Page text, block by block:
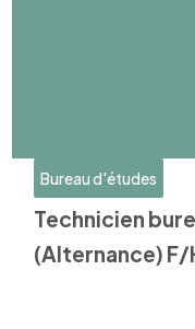
Bureau d'études
Technicien
(Alternance) F/